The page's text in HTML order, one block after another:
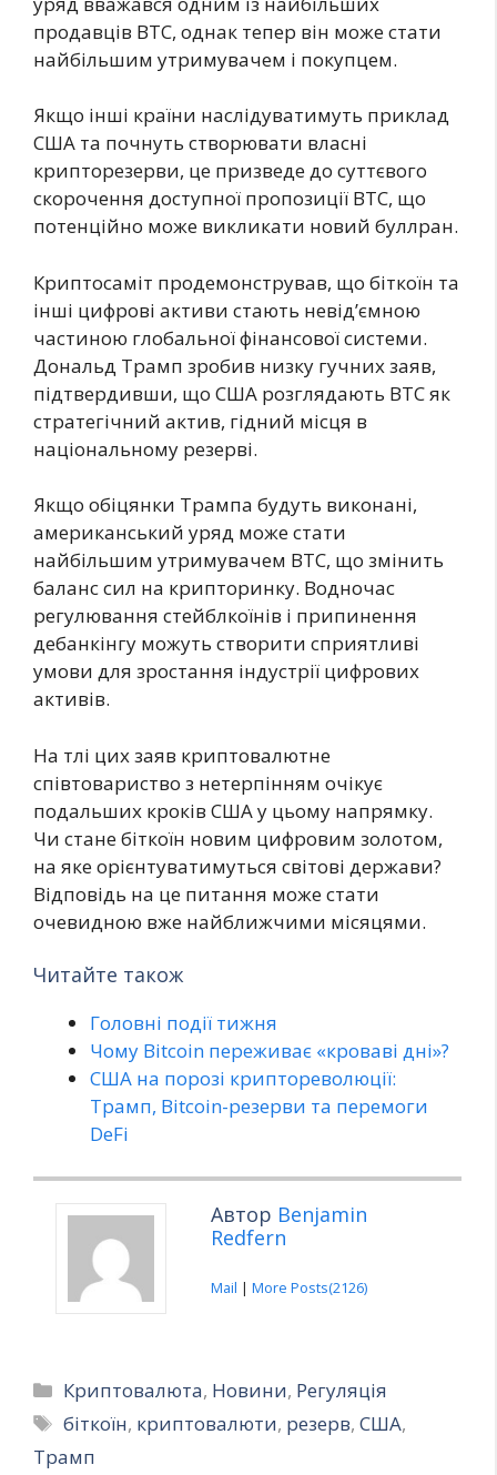
продавців BTC, однак тепер він може стати
найбільшим утримувачем і покупцем.
Якщо інші країни наслідуватимуть приклад
США та почнуть створювати власні
крипторезерви, це призведе до суттєвого
скорочення доступної пропозиції BTC, що
потенційно може викликати новий буллран.
Криптосаміт продемонстрував, що біткоїн та
інші цифрові активи стають невід’ємною
частиною глобальної фінансової системи.
Дональд Трамп зробив низку гучних заяв,
підтвердивши, що США розглядають BTC як
стратегічний актив, гідний місця в
національному резерві.
Якщо обіцянки Трампа будуть виконані,
американський уряд може стати
найбільшим утримувачем BTC, що змінить
баланс сил на крипторинку. Водночас
регулювання стейблкоїнів і припинення
дебанкінгу можуть створити сприятливі
умови для зростання індустрії цифрових
активів.
На тлі цих заяв криптовалютне
співтовариство з нетерпінням очікує
подальших кроків США у цьому напрямку.
Чи стане біткоїн новим цифровим золотом,
на яке орієнтуватимуться світові держави?
Відповідь на це питання може стати
очевидною вже найближчими місяцями.
Читайте також
Головні події тижня
Чому Bitcoin переживає «кроваві дні»?
США на порозі криптореволюції:
Трамп, Bitcoin-резерви та перемоги
DeFi
Автор Benjamin
Redfern
Mail | More Posts(2126)
Категорії
Криптовалюта, Новини, Регуляція
Позначки
біткоїн, криптовалюти, резерв,США,
Трамп